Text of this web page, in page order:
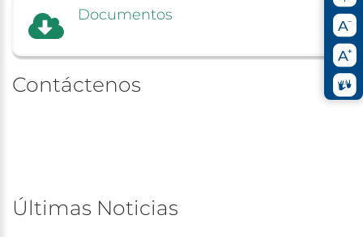
Documentos
Contáctenos
Últimas Noticias